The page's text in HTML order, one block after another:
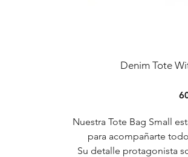
Denim Tote
Nuestra Tote Bag Small
para acompañarte
Su detalle protagonista